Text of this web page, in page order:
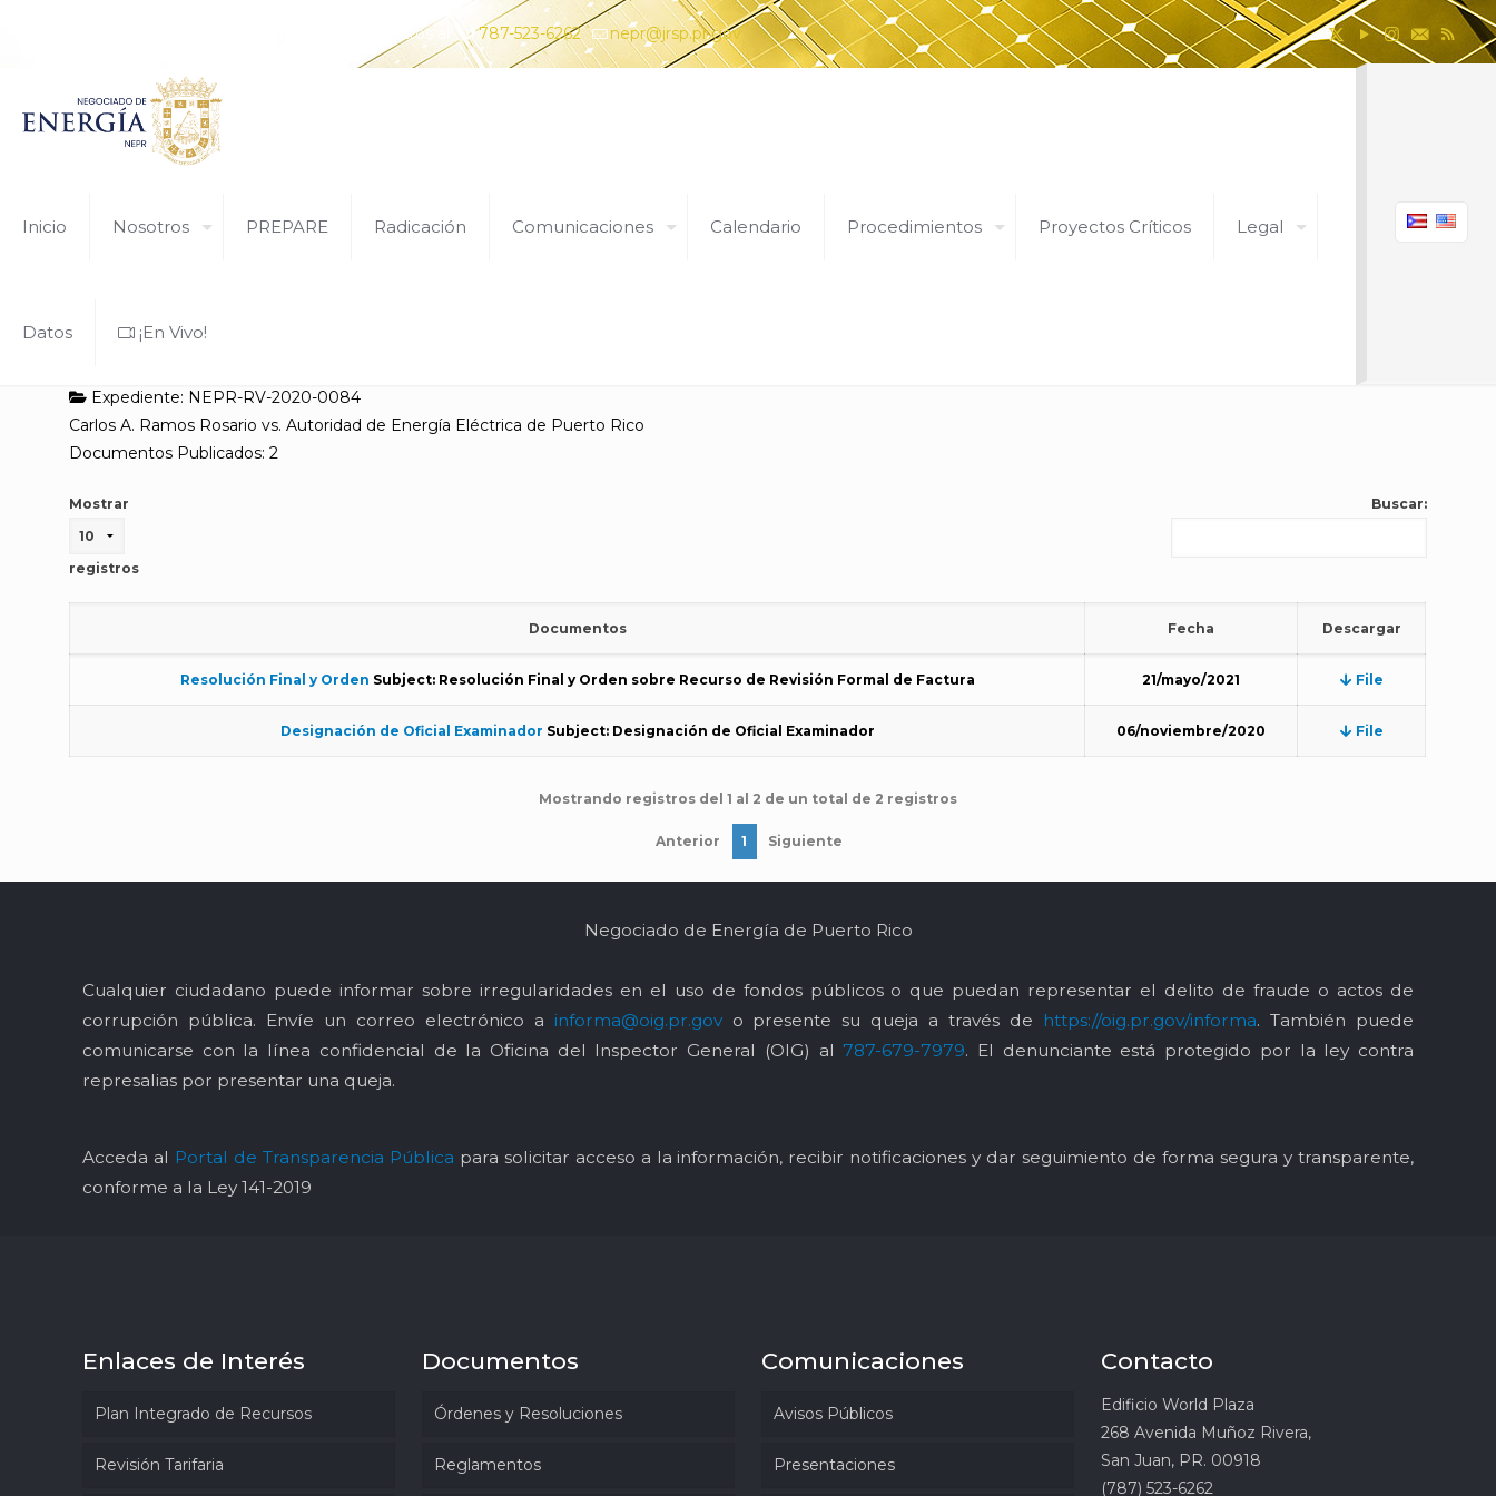
¿Tiene alguna pregunta? Comunícate con nosotros al 787-523-6262 nepr@jrsp.pr.gov
Inicio Nosotros PREPARE Radicación Comunicaciones Calendario Procedimientos Proyectos Críticos Legal
Datos ¡En Vivo!
Expediente: NEPR-RV-2020-0084
Carlos A. Ramos Rosario vs. Autoridad de Energía Eléctrica de Puerto Rico
Documentos Publicados: 2
Mostrar
registros
Buscar:
Documentos Fecha Descargar
Resolución Final y Orden Subject: Resolución Final y Orden sobre Recurso de Revisión Formal de Factura 21/mayo/2021 File
Designación de Oficial Examinador Subject: Designación de Oficial Examinador 06/noviembre/2020 File
Mostrando registros del 1 al 2 de un total de 2 registros
Anterior 1 Siguiente
Negociado de Energía de Puerto Rico
Cualquier ciudadano puede informar sobre irregularidades en el uso de fondos públicos o que puedan representar el delito de fraude o actos de
corrupción pública. Envíe un correo electrónico a informa@oig.pr.govo presente su queja a través de https://oig.pr.gov/informa. También puede
comunicarse con la línea confidencial de la Oficina del Inspector General (OIG) al 787-679-7979. El denunciante está protegido por la ley contra
represalias por presentar una queja.
Acceda al Portal de Transparencia Pública para solicitar acceso a la información, recibir notificaciones y dar seguimiento de forma segura y transparente,
conforme a la Ley 141-2019
Enlaces de Interés
Plan Integrado de Recursos
Revisión Tarifaria
Documentos
Órdenes y Resoluciones
Reglamentos
Comunicaciones
Avisos Públicos
Presentaciones
Contacto
Edificio World Plaza
268 Avenida Muñoz Rivera,
San Juan, PR. 00918
(787) 523-6262